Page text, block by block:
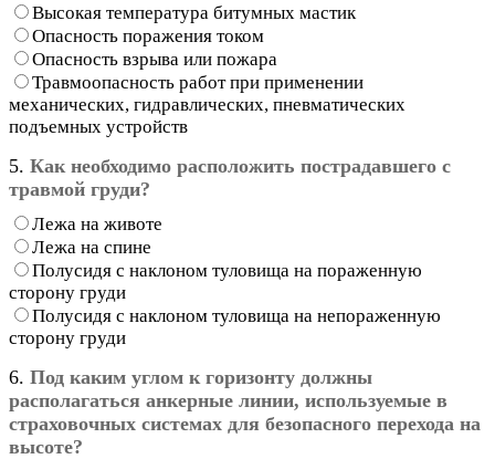
Высокая температура битумных мастик
Опасность поражения током
Опасность взрыва или пожара
Травмоопасность работ при применении
механических, гидравлических, пневматических
подъемных устройств
5. Как необходимо расположить пострадавшего с
травмой груди?
Лежа на животе
Лежа на спине
Полусидя с наклоном туловища на пораженную
сторону груди
Полусидя с наклоном туловища на непораженную
сторону груди
6. Под каким углом к горизонту должны
располагаться анкерные линии, используемые в
страховочных системах для безопасного перехода на
высоте?